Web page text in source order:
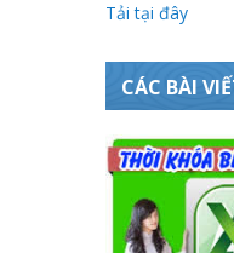
Tải tại đây
CÁC BÀI